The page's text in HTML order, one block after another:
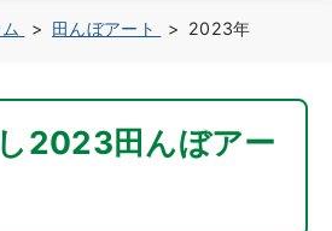
田んぼアート 2023年
2023田んぼアー